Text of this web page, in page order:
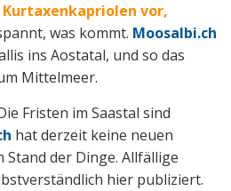
vor,
was kommt. Moosalbi.ch
ins Aostatal, und so das
Mittelmeer.
Fristen im Saastal sind
hat derzeit keine neuen
der Dinge. Allfällige
hier publiziert.